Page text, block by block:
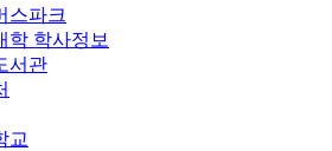
스파크
학 학사정보
서관
교